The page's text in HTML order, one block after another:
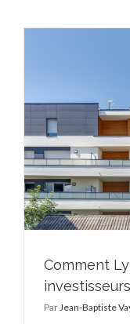
Comment
ParJean-Baptiste